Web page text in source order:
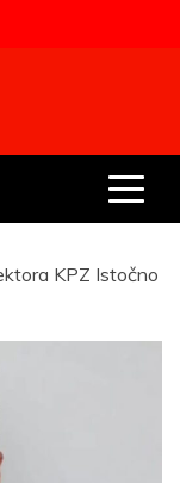
KPZ Istočno